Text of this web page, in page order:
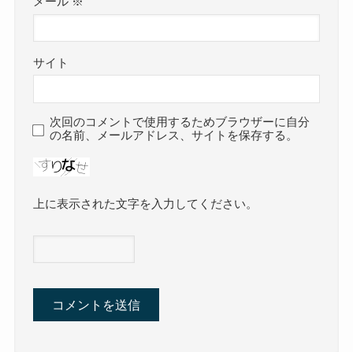
サイト
次回のコメントで使用するためブラウザーに自分
の名前、メールアドレス、サイトを保存する。
上に表示された文字を入力してください。